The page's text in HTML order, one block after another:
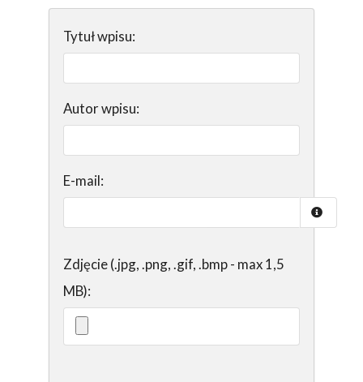
Tytuł wpisu:
Autor wpisu:
E-mail:
Zdjęcie (.jpg, .png, .gif, .bmp - max 1,5
MB):